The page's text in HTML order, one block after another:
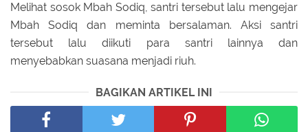
Melihat sosok Mbah Sodiq, santri tersebut lalu mengejar
Mbah Sodiq dan meminta bersalaman. Aksi santri
tersebut lalu diikuti para santri lainnya dan
menyebabkan suasana menjadi riuh.
BAGIKAN ARTIKEL INI